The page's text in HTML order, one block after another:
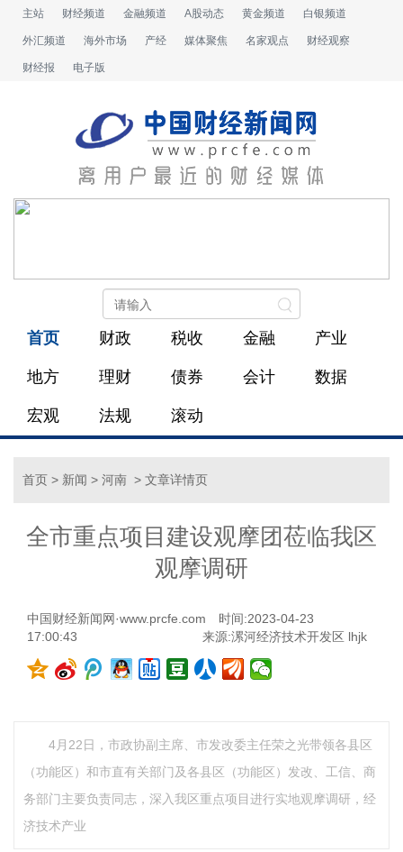
主站 财经频道 金融频道 A股动态 黄金频道 白银频道
外汇频道 海外市场 产经 媒体聚焦 名家观点 财经观察
财经报 电子版
首页 财政 税收 金融 产业
地方 理财 债券 会计 数据
宏观 法规 滚动
首页 > 新闻 > 河南 > 文章详情页
全市重点项目建设观摩团莅临我区
观摩调研
中国财经新闻网·www.prcfe.com
时间:2023-04-23
17:00:43
来源:漯河经济技术开发区 lhjk
4月22日，市政协副主席、市发改委主任荣之光带领各县区
（功能区）和市直有关部门及各县区（功能区）发改、工信、商
务部门主要负责同志，深入我区重点项目进行实地观摩调研，经
济技术产业